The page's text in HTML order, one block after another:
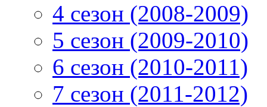
4 сезон (2008-2009)
5 сезон (2009-2010)
6 сезон (2010-2011)
7 сезон (2011-2012)